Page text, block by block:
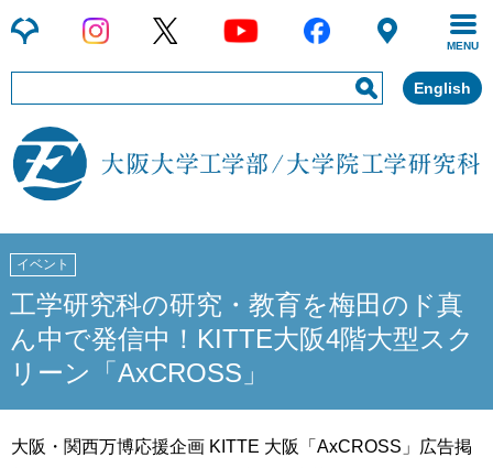
MENU
English
イベント
工学研究科の研究・教育を梅田のド真
ん中で発信中！KITTE大阪4階大型スク
リーン「AxCROSS」
大阪・関西万博応援企画 KITTE 大阪「AxCROSS」広告掲